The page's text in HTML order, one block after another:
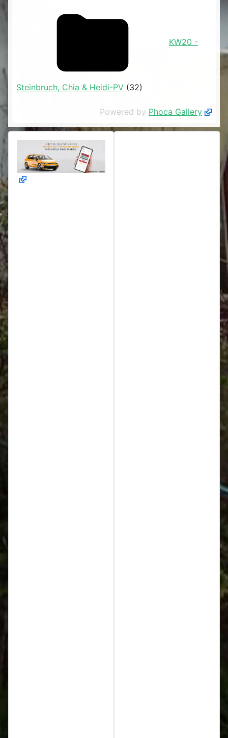
KW20 -
Steinbruch, Chia & Heidi-PV (32)
Powered by Phoca Gallery